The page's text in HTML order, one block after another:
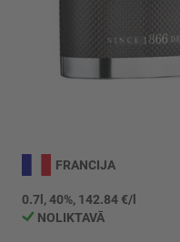
galerijas
sākumu
FRANCIJA
0.7l, 40%, 142.84 €/l
NOLIKTAVĀ